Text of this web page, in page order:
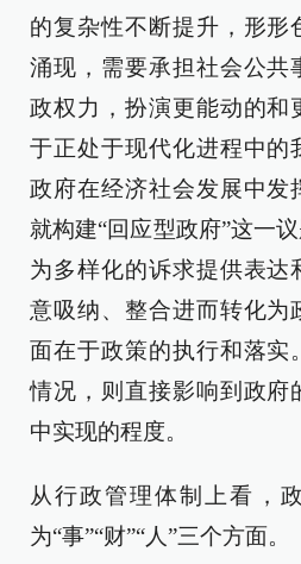
的复杂性不断提升，形形
涌现，需要承担社会公共
政权力，扮演更能动的和
于正处于现代化进程中的
政府在经济社会发展中发
就构建“回应型政府”这一
为多样化的诉求提供表达
意吸纳、整合进而转化为
面在于政策的执行和落实
情况，则直接影响到政府
中实现的程度。
从行政管理体制上看，
为“事”“财”“人”三个方面。